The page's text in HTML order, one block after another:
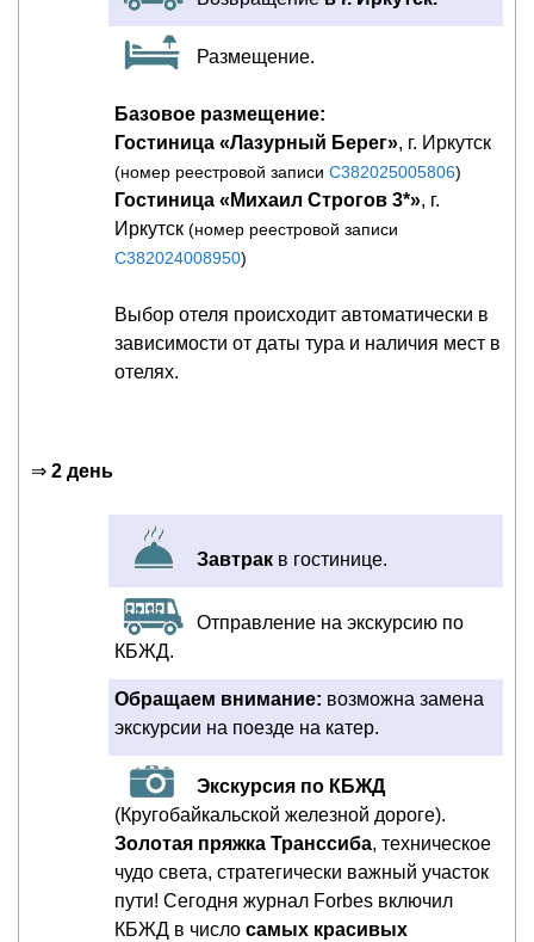
Размещение.
Базовое размещение:
Гостиница «Лазурный Берег», г. Иркутск
(номер реестровой записи С382025005806)
Гостиница «Михаил Строгов 3*», г.
Иркутск (номер реестровой записи
С382024008950)
Выбор отеля происходит автоматически в
зависимости от даты тура и наличия мест в
отелях.
⇒ 2 день
Завтрак в гостинице.
Отправление на экскурсию по
КБЖД.
Обращаем внимание: возможна замена
экскурсии на поезде на катер.
Экскурсия по КБЖД
(Кругобайкальской железной дороге).
Золотая пряжка Транссиба, техническое
чудо света, стратегически важный участок
пути! Сегодня журнал Forbes включил
КБЖД в число самых красивых